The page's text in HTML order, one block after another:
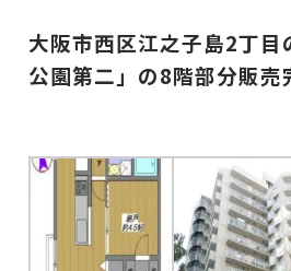
大阪市西区江之子島2丁目
公園第二」の8階部分販売